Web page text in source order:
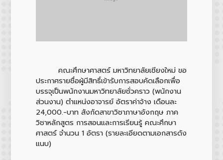
คณะศึกษาศาสตร์ มหาวิทยาลัยเชียงใหม่ ขอ
ประกาศรายชื่อผู้มีสิทธิ์เข้ารับการสอบคัดเลือกเพื่อ
บรรจุเป็นพนักงานมหาวิทยาลัยชั่วคราว (พนักงาน
ส่วนงาน) ตำแหน่งอาจารย์ อัตราค่าจ้าง เดือนละ
24,000.-บาท สังกัดสาขาวิชาภาษาอังกฤษ ภาค
วิชาหลักสูตร การสอนและการเรียนรู้ คณะศึกษา
ศาสตร์ จำนวน 1 อัตรา (รายละเอียดตามเอกสารดัง
แนบ)